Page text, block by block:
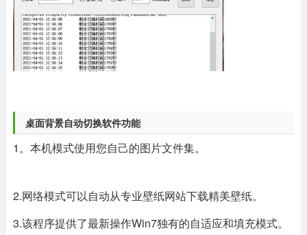
桌面背景自动切换软件功能
1。本机模式使用您自己的图片文件集。
2.网络模式可以自动从专业壁纸网站下载精美壁纸。
3.该程序提供了最新操作Win7独有的自适应和填充模式。